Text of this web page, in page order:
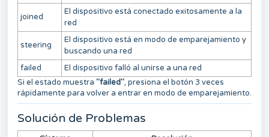
joined
El dispositivo está conectado exitosamente a la
red
steering
El dispositivo está en modo de emparejamiento y
buscando una red
failed
El dispositivo falló al unirse a una red
Si el estado muestra "failed", presiona el botón 3 veces
rápidamente para volver a entrar en modo de emparejamiento.
Solución de Problemas